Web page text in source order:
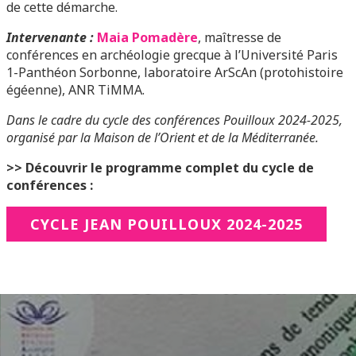
de cette démarche.
Intervenante : Maia Pomadère, maîtresse de
conférences en archéologie grecque à l’Université Paris
1-Panthéon Sorbonne, laboratoire ArScAn (protohistoire
égéenne), ANR TiMMA.
Dans le cadre du cycle des conférences Pouilloux 2024-2025,
organisé par la Maison de l’Orient et de la Méditerranée.
>> Découvrir le programme complet du cycle de
conférences :
CYCLE JEAN POUILLOUX 2024-2025